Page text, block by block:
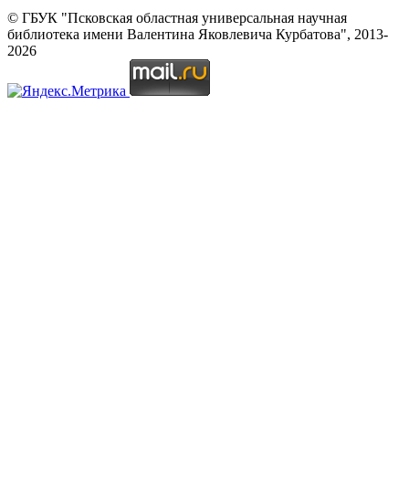
© ГБУК "Псковская областная универсальная научная
библиотека имени Валентина Яковлевича Курбатова", 2013-
2026